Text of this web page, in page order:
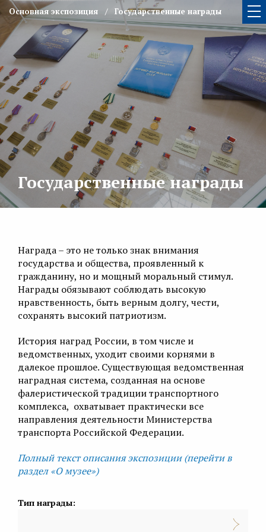
Основная экспозиция Государственные награды
Государственные награды
Награда – это не только знак внимания
государства и общества, проявленный к
гражданину, но и мощный моральный стимул.
Награды обязывают соблюдать высокую
нравственность, быть верным долгу, чести,
сохранять высокий патриотизм.
История наград России, в том числе и
ведомственных, уходит своими корнями в
далекое прошлое. Существующая ведомственная
наградная система, созданная на основе
фалеристической традиции транспортного
комплекса, охватывает практически все
направления деятельности Министерства
транспорта Российской Федерации.
Полный текст описания экспозиции (перейти в
раздел «О музее»)
Тип награды: